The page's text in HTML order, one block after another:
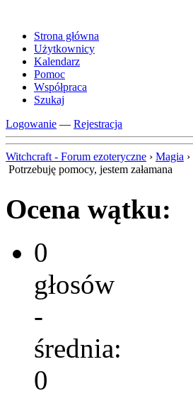
Strona główna
Użytkownicy
Kalendarz
Pomoc
Współpraca
Szukaj
Logowanie — Rejestracja
Witchcraft - Forum ezoteryczne › Magia ›
Potrzebuję pomocy, jestem załamana
Ocena wątku:
0
głosów
-
średnia:
0